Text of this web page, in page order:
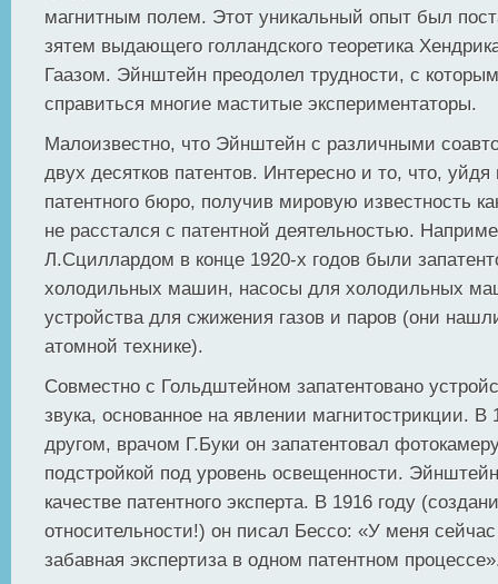
магнитным полем. Этот уникальный опыт был
зятем выдающего голландского теоретика
Гаазом. Эйнштейн преодолел трудности, с
справиться многие маститые экспериментаторы.
Малоизвестно, что Эйнштейн с различными
двух десятков патентов. Интересно и то, что, уйдя
патентного бюро, получив мировую известность
не расстался с патентной деятельностью.
Л.Сциллардом в конце 1920-х годов были
холодильных машин, насосы для холодильных
устройства для сжижения газов и паров (они
атомной технике).
Совместно с Гольдштейном запатентовано
звука, основанное на явлении магнитострикции. В
другом, врачом Г.Буки он запатентовал
подстройкой под уровень освещенности.
качестве патентного эксперта. В 1916 году
относительности!) он писал Бессо: «У меня
забавная экспертиза в одном патентном